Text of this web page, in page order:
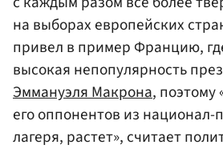
на выборах европейских
привел в пример Францию,
высокая непопулярность
Эммануэля Макрона, поэтому
его оппонентов из национал-
лагеря, растет», считает